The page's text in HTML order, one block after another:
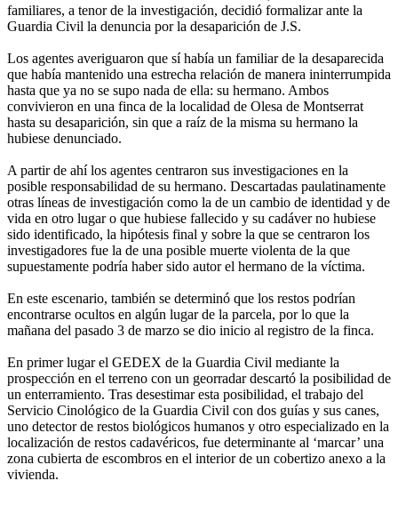
familiares, a tenor de la investigación, decidió formalizar ante la
Guardia Civil la denuncia por la desaparición de J.S.
Los agentes averiguaron que sí había un familiar de la desaparecida
que había mantenido una estrecha relación de manera ininterrumpida
hasta que ya no se supo nada de ella: su hermano. Ambos
convivieron en una finca de la localidad de Olesa de Montserrat
hasta su desaparición, sin que a raíz de la misma su hermano la
hubiese denunciado.
A partir de ahí los agentes centraron sus investigaciones en la
posible responsabilidad de su hermano. Descartadas paulatinamente
otras líneas de investigación como la de un cambio de identidad y de
vida en otro lugar o que hubiese fallecido y su cadáver no hubiese
sido identificado, la hipótesis final y sobre la que se centraron los
investigadores fue la de una posible muerte violenta de la que
supuestamente podría haber sido autor el hermano de la víctima.
En este escenario, también se determinó que los restos podrían
encontrarse ocultos en algún lugar de la parcela, por lo que la
mañana del pasado 3 de marzo se dio inicio al registro de la finca.
En primer lugar el GEDEX de la Guardia Civil mediante la
prospección en el terreno con un georradar descartó la posibilidad de
un enterramiento. Tras desestimar esta posibilidad, el trabajo del
Servicio Cinológico de la Guardia Civil con dos guías y sus canes,
uno detector de restos biológicos humanos y otro especializado en la
localización de restos cadavéricos, fue determinante al ‘marcar’ una
zona cubierta de escombros en el interior de un cobertizo anexo a la
vivienda.